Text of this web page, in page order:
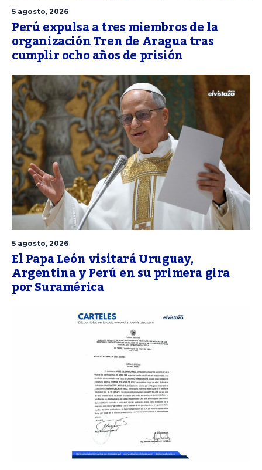
5 agosto, 2026
Perú expulsa a tres miembros de la
organización Tren de Aragua tras
cumplir ocho años de prisión
5 agosto, 2026
El Papa León visitará Uruguay,
Argentina y Perú en su primera gira
por Suramérica